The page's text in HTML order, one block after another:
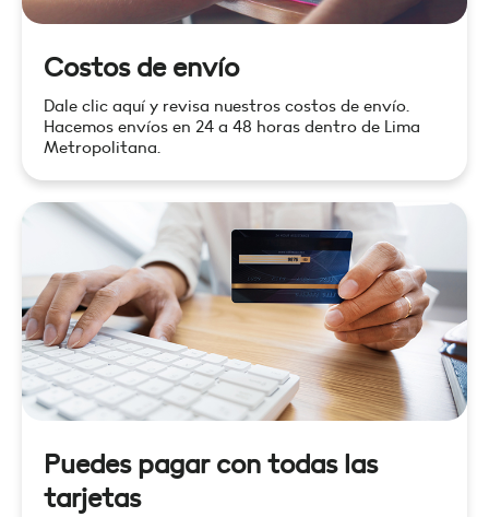
Costos de envío
Dale clic aquí y revisa nuestros costos de envío.
Hacemos envíos en 24 a 48 horas dentro de Lima
Metropolitana.
Puedes pagar con todas las
tarjetas